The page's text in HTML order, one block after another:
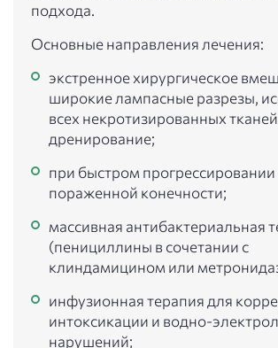
подхода.
Основные направления лечения:
экстренное хирургическое
широкие лампасные разрезы,
всех некротизированных
дренирование;
при быстром
пораженной конечности;
массивная антибактериальная
(пенициллины в сочетании с
клиндамицином или
инфузионная терапия для
интоксикации и водно-
нарушений;